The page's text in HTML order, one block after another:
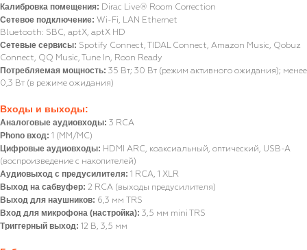
Калибровка помещения: Dirac Live® Room Correction
Сетевое подключение: Wi-Fi, LAN Ethernet
Bluetooth: SBC, aptX, aptX HD
Сетевые сервисы: Spotify Connect, TIDAL Connect, Amazon Music, Qobuz
Connect, QQ Music, Tune In, Roon Ready
Потребляемая мощность: 35 Вт; 30 Вт (режим активного ожидания); менее
0,3 Вт (в режиме ожидания)
Входы и выходы:
Аналоговые аудиовходы: 3 RCA
Phono вход: 1 (MM/MC)
Цифровые аудиовходы: HDMI ARC, коаксиальный, оптический, USB-A
(воспроизведение с накопителей)
Аудиовыход с предусилителя: 1 RCA, 1 XLR
Выход на сабвуфер: 2 RCA (выходы предусилителя)
Выход для наушников: 6,3 мм TRS
Вход для микрофона (настройка): 3,5 мм mini TRS
Триггерный выход: 12 В, 3,5 мм